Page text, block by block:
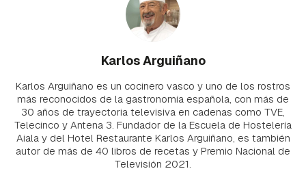
Karlos Arguiñano
Karlos Arguiñano es un cocinero vasco y uno de los rostros
más reconocidos de la gastronomía española, con más de
30 años de trayectoria televisiva en cadenas como TVE,
Telecinco y Antena 3. Fundador de la Escuela de Hostelería
Aiala y del Hotel Restaurante Karlos Arguiñano, es también
autor de más de 40 libros de recetas y Premio Nacional de
Televisión 2021.